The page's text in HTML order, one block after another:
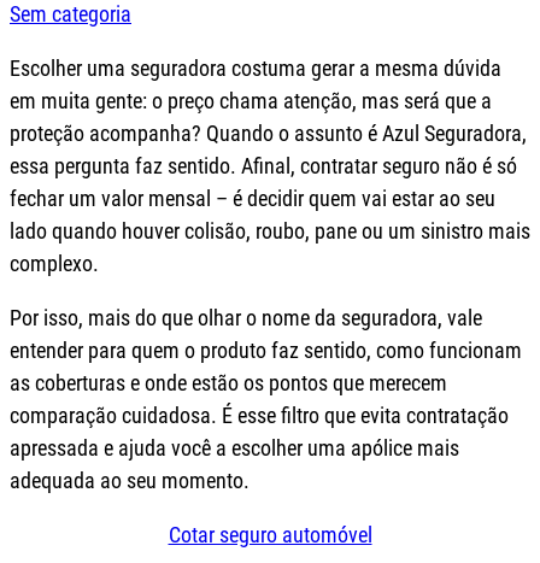
Sem categoria
Escolher uma seguradora costuma gerar a mesma dúvida
em muita gente: o preço chama atenção, mas será que a
proteção acompanha? Quando o assunto é Azul Seguradora,
essa pergunta faz sentido. Afinal, contratar seguro não é só
fechar um valor mensal – é decidir quem vai estar ao seu
lado quando houver colisão, roubo, pane ou um sinistro mais
complexo.
Por isso, mais do que olhar o nome da seguradora, vale
entender para quem o produto faz sentido, como funcionam
as coberturas e onde estão os pontos que merecem
comparação cuidadosa. É esse filtro que evita contratação
apressada e ajuda você a escolher uma apólice mais
adequada ao seu momento.
Cotar seguro automóvel